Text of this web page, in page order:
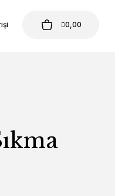
0,00